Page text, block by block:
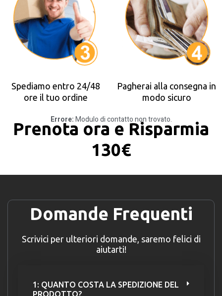
Spediamo entro 24/48
ore il tuo ordine
Pagherai alla consegna in
modo sicuro
Prenota ora e Risparmia
130€
Errore:Modulo di contatto non trovato.
Domande Frequenti
Scrivici per ulteriori domande, saremo felici di
aiutarti!
1: QUANTO COSTA LA SPEDIZIONE DEL
PRODOTTO?